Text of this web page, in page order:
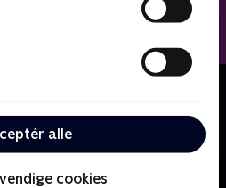
alle
cookies
de store nyhedshistorier.